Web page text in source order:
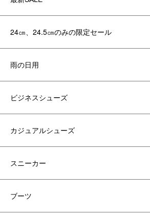
24㎝、24.5㎝のみの限定セール
雨の日用
ビジネスシューズ
カジュアルシューズ
スニーカー
ブーツ